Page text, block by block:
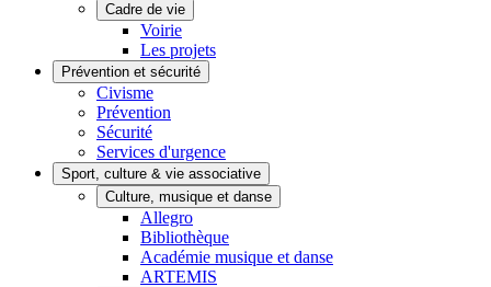
Cadre de vie
Voirie
Les projets
Prévention et sécurité
Civisme
Prévention
Sécurité
Services d'urgence
Sport, culture & vie associative
Culture, musique et danse
Allegro
Bibliothèque
Académie musique et danse
ARTEMIS